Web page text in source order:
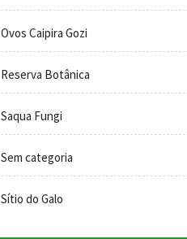
Ovos Caipira Gozi
Reserva Botânica
Saqua Fungi
Sem categoria
Sítio do Galo